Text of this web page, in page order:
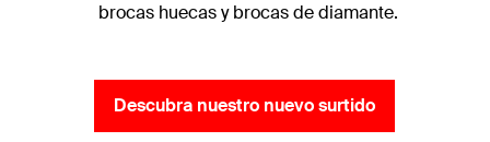
brocas huecas y brocas de diamante.
Descubra nuestro nuevo surtido